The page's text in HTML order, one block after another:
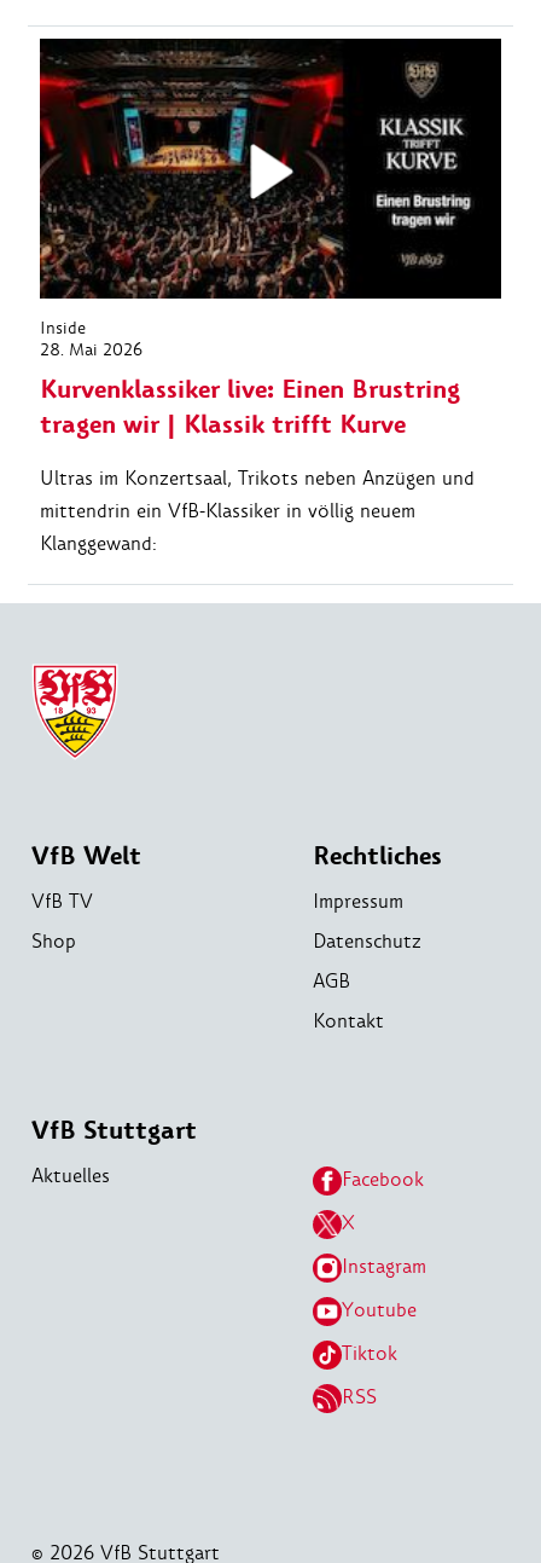
Inside
28. Mai 2026
Kurvenklassiker live: Einen Brustring
tragen wir | Klassik trifft Kurve
Ultras im Konzertsaal, Trikots neben Anzügen und
mittendrin ein VfB-Klassiker in völlig neuem
Klanggewand:
VfB Welt
VfB TV
Shop
Rechtliches
Impressum
Datenschutz
AGB
Kontakt
VfB Stuttgart
Aktuelles
Facebook
X
Instagram
Youtube
Tiktok
RSS
© 2026 VfB Stuttgart